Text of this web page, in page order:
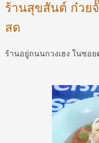
ร้านสุขสันต์ ก๋วย
สด
ร้านอยู่ถนนกวงเฮง ในซอ